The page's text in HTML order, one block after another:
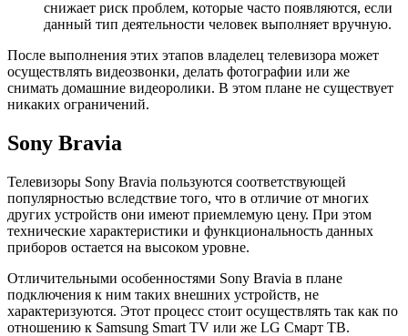
снижает риск проблем, которые часто появляются, если
данный тип деятельности человек выполняет вручную.
После выполнения этих этапов владелец телевизора может
осуществлять видеозвонки, делать фотографии или же
снимать домашние видеоролики. В этом плане не существует
никаких ограничений.
Sony Bravia
Телевизоры Sony Bravia пользуются соответствующей
популярностью вследствие того, что в отличие от многих
других устройств они имеют приемлемую цену. При этом
технические характеристики и функциональность данных
приборов остается на высоком уровне.
Отличительными особенностями Sony Bravia в плане
подключения к ним таких внешних устройств, не
характеризуются. Этот процесс стоит осуществлять так как по
отношению к Samsung Smart TV или же LG Смарт ТВ.